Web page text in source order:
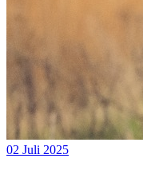
02 Juli 2025